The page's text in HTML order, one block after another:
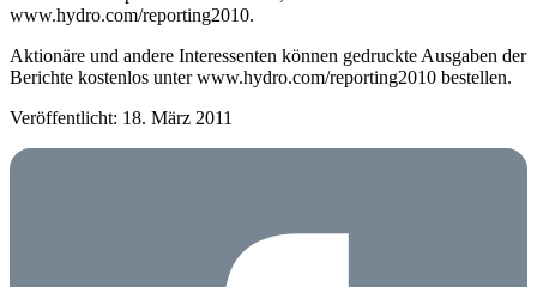
www.hydro.com/reporting2010.
Aktionäre und andere Interessenten können gedruckte Ausgaben der
Berichte kostenlos unter www.hydro.com/reporting2010 bestellen.
Veröffentlicht: 18. März 2011